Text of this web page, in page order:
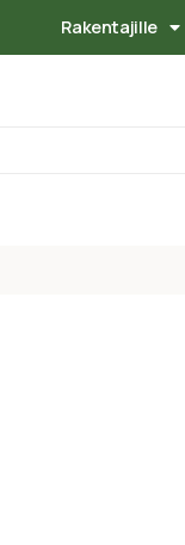
Rakentajille